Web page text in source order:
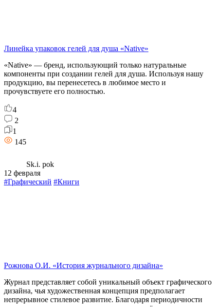
Линейка упаковок гелей для душа «Native»
«Native» — бренд, использующий только натуральные
компоненты при создании гелей для душа. Используя нашу
продукцию, вы перенесетесь в любимое место и
прочувствуете его полностью.
4
2
1
145
Sk.i. pok
12 февраля
#Графический #Книги
Рожнова О.И. «История журнального дизайна»
Журнал представляет собой уникальный объект графического
дизайна, чья художественная концепция предполагает
непрерывное стилевое развитие. Благодаря периодичности